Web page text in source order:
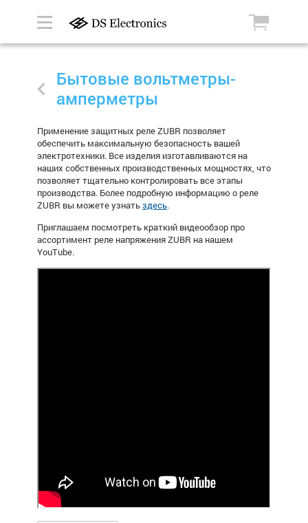
Бытовые вольтметры-
амперметры
Применение защитных релеZUBR позволяет
обеспечить максимальную безопасность вашей
электротехники. Все изделия изготавливаются на
наших собственных производственных мощностях, что
позволяет тщательно контролировать все этапы
производства. Более подробную информацию о реле
ZUBR вы можете узнатьздесь.
Приглашаем посмотреть краткий видеообзор про
ассортимент реле напряжения ZUBR на нашем
YouTube.